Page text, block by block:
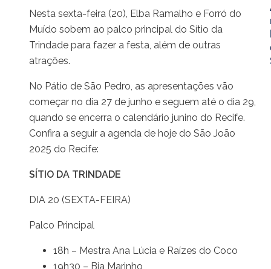
Nesta sexta-feira (20), Elba Ramalho e Forró do
Muído sobem ao palco principal do Sítio da
Trindade para fazer a festa, além de outras
atrações.
No Pátio de São Pedro, as apresentações vão
começar no dia 27 de junho e seguem até o dia 29,
quando se encerra o calendário junino do Recife.
Confira a seguir a agenda de hoje do São João
2025 do Recife:
SÍTIO DA TRINDADE
DIA 20 (SEXTA-FEIRA)
Palco Principal
18h – Mestra Ana Lúcia e Raízes do Coco
19h30 – Bia Marinho